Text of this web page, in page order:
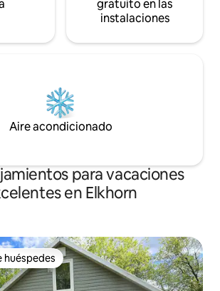
gratuito en las
instalaciones
Aire acondicionado
para vacaciones
en Elkhorn
preferido
huéspedes